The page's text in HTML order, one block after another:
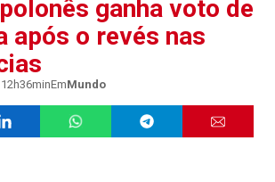
ganha voto de
após o revés nas
EmMundo